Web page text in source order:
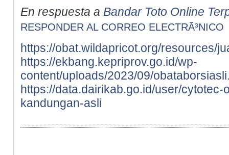
En respuesta a Bandar Toto Online
RESPONDER AL CORREO ELECTRÃ³NICO
https://obat.wildapricot.org/resources/
https://ekbang.kepriprov.go.id/wp-
content/uploads/2023/09/
https://data.dairikab.go.id/user/cytotec-
kandungan-asli